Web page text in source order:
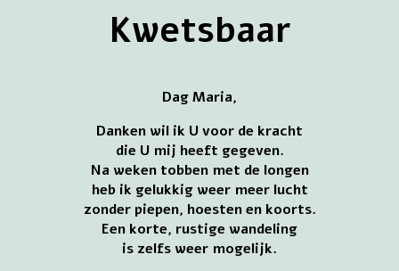
Kwetsbaar
Dag Maria,
Danken wil ik U voor de kracht
die U mij heeft gegeven.
Na weken tobben met de longen
heb ik gelukkig weer meer lucht
zonder piepen, hoesten en koorts.
Een korte, rustige wandeling
is zelfs weer mogelijk.